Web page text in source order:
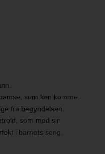
som kan komme
fra begyndelsen.
som med sin
i barnets seng.